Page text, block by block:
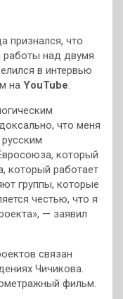
признался, что
работы над двумя
в интервью
на YouTube.
что меня
который
который работает
группы, которые
честью, что я
— заявил
связан
Чичикова.
фильм.